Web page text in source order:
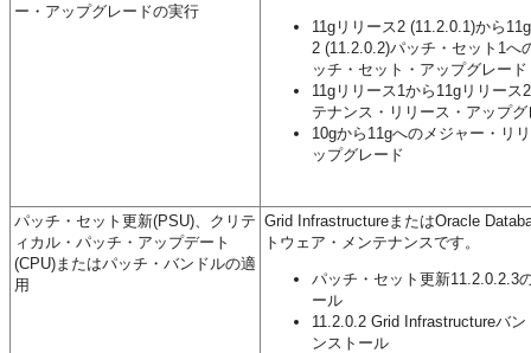
ー・アップグレードの実行
11gリリース2 (11.2.0.1)から
2 (11.2.0.2)パッチ・セット1へ
ッチ・セット・アップグレード
11gリリース1から11gリリース
テナンス・リリース・アップ
10gから11gへのメジャー・リ
ップグレード
パッチ・セット更新(PSU)、クリテ
ィカル・パッチ・アップデート
(CPU)またはパッチ・バンドルの適
用
Grid InfrastructureまたはOracle
トウェア・メンテナンスです。
パッチ・セット更新11.2.0.2.3
ール
11.2.0.2 Grid Infrastructureバン
ンストール